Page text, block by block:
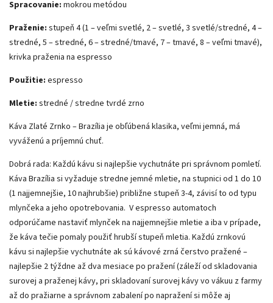
Spracovanie: mokrou metódou
Praženie: stupeň 4 (1 – veľmi svetlé, 2 – svetlé, 3 svetlé/stredné, 4 –
stredné, 5 – stredné, 6 – stredné/tmavé, 7 – tmavé, 8 – veľmi tmavé),
krivka praženia na espresso
Použitie: espresso
Mletie: stredné / stredne tvrdé zrno
Káva Zlaté Zrnko – Brazília je obľúbená klasika, veľmi jemná, má
vyváženú a príjemnú chuť.
Dobrá rada: Každú kávu si najlepšie vychutnáte pri správnom pomletí.
Káva Brazília si vyžaduje stredne jemné mletie, na stupnici od 1 do 10
(1 najjemnejšie, 10 najhrubšie) približne stupeň 3-4, závisí to od typu
mlynčeka a jeho opotrebovania. V espresso automatoch
odporúčame nastaviť mlynček na najjemnejšie mletie a iba v prípade,
že káva tečie pomaly použiť hrubší stupeň mletia. Každú zrnkovú
kávu si najlepšie vychutnáte ak sú kávové zrná čerstvo pražené –
najlepšie 2 týždne až dva mesiace po pražení (záleží od skladovania
surovej a praženej kávy, pri skladovaní surovej kávy vo vákuu z farmy
až do pražiarne a správnom zabalení po napražení si môže aj